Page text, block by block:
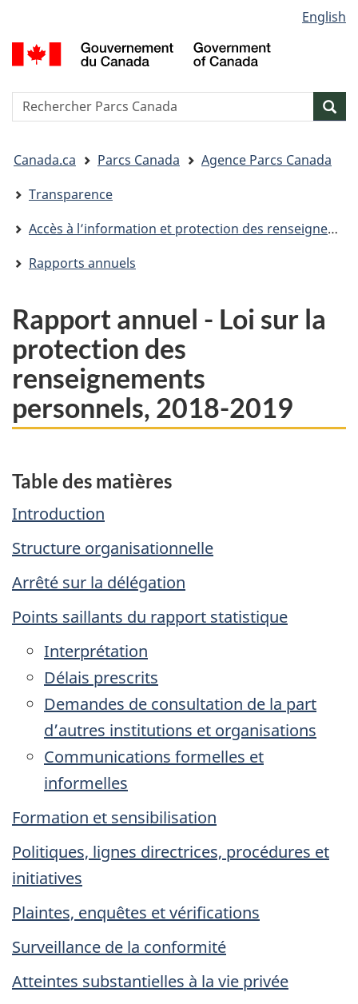
au
contenu
« Au
du
la
HTML
de
la
langue
English
Reserche
êtes
ici&nbsp;:
Canada.ca Parcs Canada
Agence Parcs Canada
Transparence
Accès à l’information et protection des renseignements personnels
Rapports annuels
Rapport annuel - Loi sur la
protection des
renseignements
personnels, 2018-2019
Table des matières
Introduction
Structure organisationnelle
Arrêté sur la délégation
Points saillants du rapport statistique
Interprétation
Délais prescrits
Demandes de consultation de la part
d’autres institutions et organisations
Communications formelles et
informelles
Formation et sensibilisation
Politiques, lignes directrices, procédures et
initiatives
Plaintes, enquêtes et vérifications
Surveillance de la conformité
Atteintes substantielles à la vie privée